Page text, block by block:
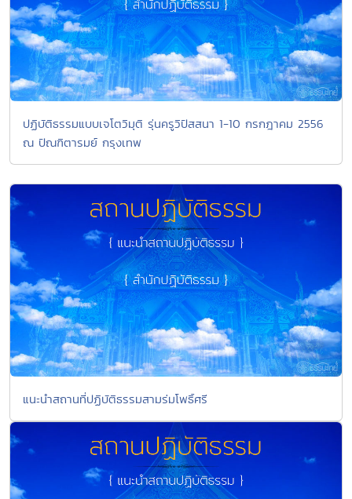
ปฏิบัติธรรมแบบเจโตวิมุติ รุ่นครูวิปัสสนา 1-10 กรกฎาคม 2556
ณ ปัณฑิตารมย์ กรุงเทพ
แนะนำสถานที่ปฏิบัติธรรมสามร่มโพธิ์ศรี